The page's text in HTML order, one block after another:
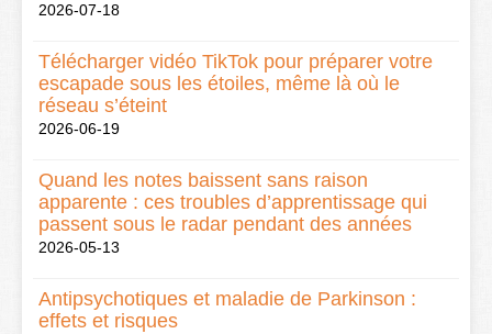
2026-07-18
Télécharger vidéo TikTok pour préparer votre
escapade sous les étoiles, même là où le
réseau s’éteint
2026-06-19
Quand les notes baissent sans raison
apparente : ces troubles d’apprentissage qui
passent sous le radar pendant des années
2026-05-13
Antipsychotiques et maladie de Parkinson :
effets et risques